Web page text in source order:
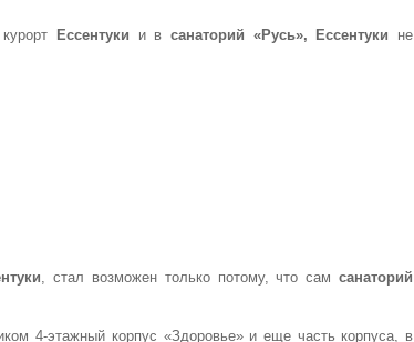
Ессентуки и всанаторий «Русь», Ессентуки не
, стал возможен только потому, что самсанаторий
4-этажный корпус «Здоровье» и еще часть корпуса, в